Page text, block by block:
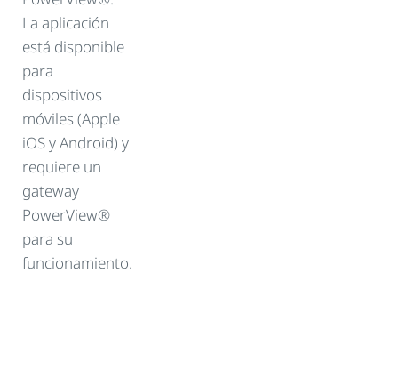
La aplicación
está disponible
para
dispositivos
móviles (Apple
iOS y Android) y
requiere un
gateway
PowerView®
para su
funcionamiento.